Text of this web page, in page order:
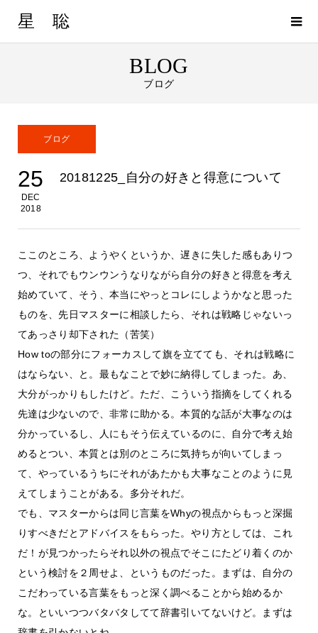
星 聡
BLOG
ブログ
ブログ
25
DEC
2018
20181225_自分の好きと得意について
ここのところ、ようやくというか、遅きに失した感もありつ
つ、それでもウンウンうなりながら自分の好きと得意を考え
始めていて、そう、本当にやっとコレにしようかなと思った
ものを、先日マスターに相談したら、それは戦略じゃないっ
てあっさり却下された（苦笑）
How toの部分にフォーカスして旗を立てても、それは戦略に
はならない、と。最もなことで妙に納得してしまった。あ、
大分がっかりもしたけど。ただ、こういう指摘をしてくれる
先達は少ないので、非常に助かる。本質的な話が大事なのは
分かっているし、人にもそう伝えているのに、自分で考え始
めるとつい、本質とは別のところに気持ちが向いてしまっ
て、やっているうちにそれがあたかも大事なことのように見
えてしまうことがある。多分それだ。
でも、マスターからは同じ言葉をWhyの視点からもっと深掘
りすべきだとアドバイスをもらった。やり方としては、これ
だ！が見つかったらそれ以外の視点でそこにたどり着くのか
という検討を２周せよ、というものだった。まずは、自分の
こだわっている言葉をもっと深く調べることから始めるか
な。といいつつバタバタしてて辞書引いてないけど。まずは